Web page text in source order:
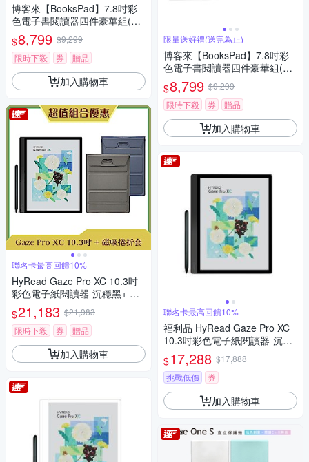
博客來【BooksPad】7.8吋彩
色電子書閱讀器四件豪華組(粉
色主機+黑筆+筆芯+殼)
$8,799 $9,299
限時下殺
券 贈品
加入購物車
聯名卡最高回饋10%
HyRead Gaze Pro XC 10.3吋
彩色電子紙閱讀器-沉穩黑+ 磁
吸捲折套 (組合)
$21,183 $21,983
限時下殺
券 贈品
加入購物車
限量送好禮(送完為止)
博客來【BooksPad】7.8吋彩
色電子書閱讀器四件豪華組(黑
色主機+黑筆+筆芯+殼)
$8,799 $9,299
限時下殺
券 贈品
加入購物車
聯名卡最高回饋10%
福利品 HyRead Gaze Pro XC
10.3吋彩色電子紙閱讀器-沉穩
黑
$17,288 $17,888
挑戰低價
券
加入購物車